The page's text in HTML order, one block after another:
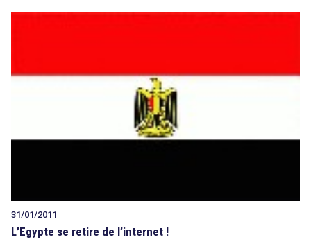
31/01/2011
L’Egypte se retire de l’internet !